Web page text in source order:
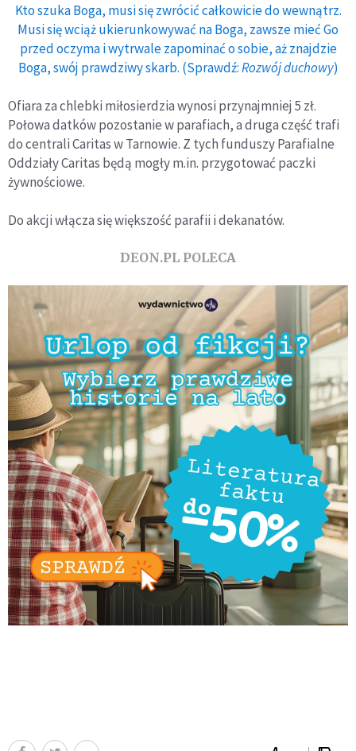
Kto szuka Boga, musi się zwrócić całkowicie do wewnątrz.
Musi się wciąż ukierunkowywać na Boga, zawsze mieć Go
przed oczyma i wytrwale zapominać o sobie, aż znajdzie
Boga, swój prawdziwy skarb. (Sprawdź:Rozwój duchowy)
Ofiara za chlebki miłosierdzia wynosi przynajmniej 5 zł.
Połowa datków pozostanie w parafiach, a druga część trafi
do centrali Caritas w Tarnowie. Z tych funduszy Parafialne
Oddziały Caritas będą mogły m.in. przygotować paczki
żywnościowe.
Do akcji włącza się większość parafii i dekanatów.
DEON.PL POLECA